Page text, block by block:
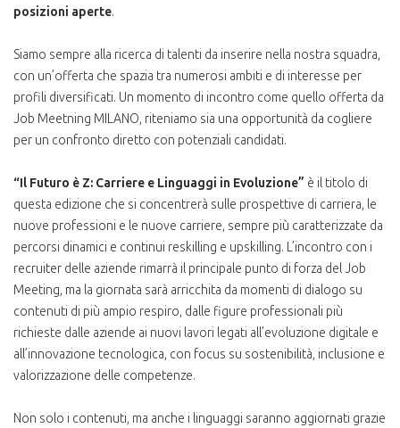
posizioni aperte.
Siamo sempre alla ricerca di talenti da inserire nella nostra squadra,
con un’offerta che spazia tra numerosi ambiti e di interesse per
profili diversificati. Un momento di incontro come quello offerta da
Job Meetning MILANO, riteniamo sia una opportunità da cogliere
per un confronto diretto con potenziali candidati.
“Il Futuro è Z: Carriere e Linguaggi in Evoluzione” è il titolo di
questa edizione che si concentrerà sulle prospettive di carriera, le
nuove professioni e le nuove carriere, sempre più caratterizzate da
percorsi dinamici e continui reskilling e upskilling. L’incontro con i
recruiter delle aziende rimarrà il principale punto di forza del Job
Meeting, ma la giornata sarà arricchita da momenti di dialogo su
contenuti di più ampio respiro, dalle figure professionali più
richieste dalle aziende ai nuovi lavori legati all’evoluzione digitale e
all’innovazione tecnologica, con focus su sostenibilità, inclusione e
valorizzazione delle competenze.
Non solo i contenuti, ma anche i linguaggi saranno aggiornati grazie